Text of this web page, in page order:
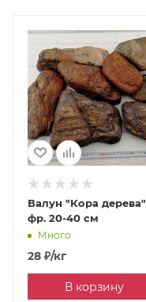
Валун "Кора дерева"
фр. 20-40 см
Много
28 ₽/кг
В корзину